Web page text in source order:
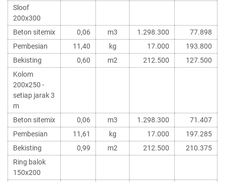
Sloof
200x300
Beton sitemix
0,06 m3 1.298.300
77.898
Pembesian
11,40 kg 17.000
193.800
Bekisting
0,60 m2 212.500
127.500
Kolom
200x250 -
setiap jarak 3
m
Beton sitemix
0,06 m3 1.298.300
71.407
Pembesian
11,61 kg 17.000
197.285
Bekisting
0,99 m2 212.500
210.375
Ring balok
150x200